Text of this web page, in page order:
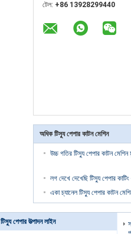
টেল: +86 13928299440
অধিক টিস্যু পেপার কাটন মেশিন
উচ্চ গতির টিস্যু পেপার কাটন
লগ দেখে দেখেছি টিস্যু পেপার
একা চ্যানেল টিস্যু পেপার কাটন
টিস্যু পেপার উত্পাদন লাইন